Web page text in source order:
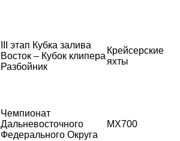
III этап Кубка залива
Восток – Кубок клипера
Разбойник
Крейсерские
яхты
Чемпионат
Дальневосточного
Федерального Округа
MX700